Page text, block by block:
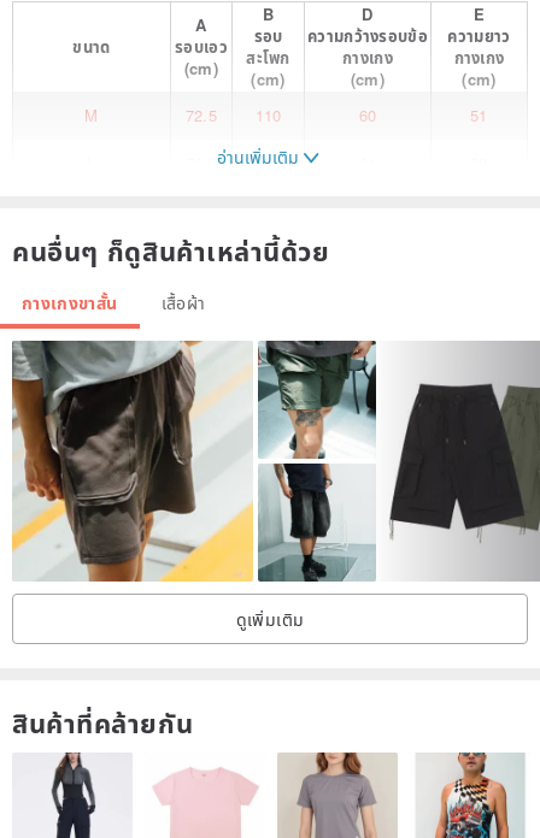
ขนาด
A
รอบเอว
(cm)
B
รอบ
สะโพก
(cm)
D
ความกว้างรอบข้อ
กางเกง
(cm)
E
ความยาว
กางเกง
(cm)
M
72.5 110 60 51
76.5 114
2XL 84.5 120
3XL 88.5
4XL 92.5 128 65
อ่านเพิ่มเติม
คนอื่นๆ ก็ดูสินค้าเหล่านี้ด้วย
กางเกงขาสั้น เสื้อผ้า
ดูเพิ่มเติม
สินค้าที่คล้ายกัน